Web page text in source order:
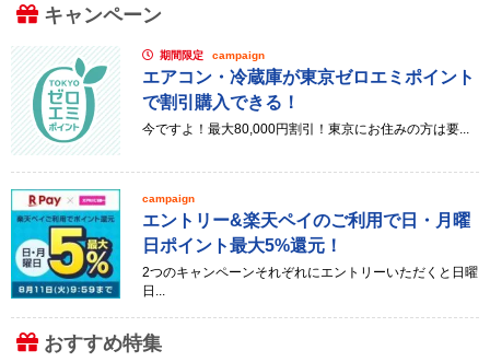
キャンペーン
期間限定 campaign
エアコン・冷蔵庫が東京ゼロエミポイント
で割引購入できる！
今ですよ！最大80,000円割引！東京にお住みの方は要...
campaign
エントリー&楽天ペイのご利用で日・月曜
日ポイント最大5%還元！
2つのキャンペーンそれぞれにエントリーいただくと日曜
日...
おすすめ特集